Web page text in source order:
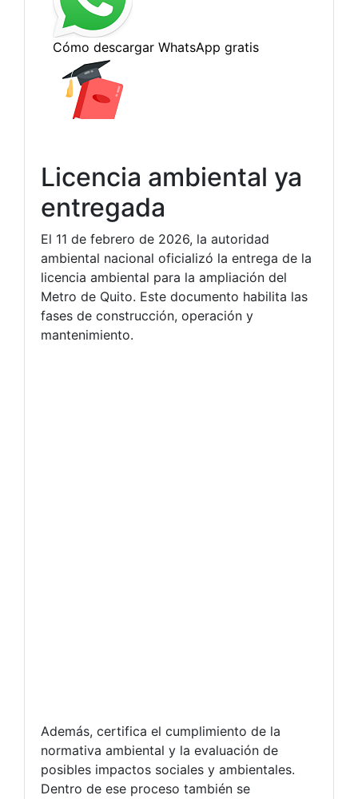
Licencia ambiental ya
entregada
El 11 de febrero de 2026, la autoridad
ambiental nacional oficializó la entrega de la
licencia ambiental para la ampliación del
Metro de Quito. Este documento habilita las
fases de construcción, operación y
mantenimiento.
Además, certifica el cumplimiento de la
normativa ambiental y la evaluación de
posibles impactos sociales y ambientales.
Dentro de ese proceso también se